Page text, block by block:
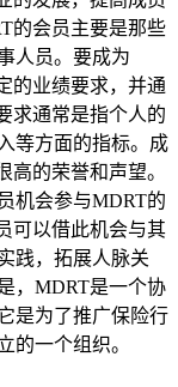
的会员主要是那些
人员。要成为
的业绩要求，并通
求通常是指个人的
等方面的指标。成
的荣誉和声望。
机会参与MDRT的
可以借此机会与其
践，拓展人脉关
，MDRT是一个协
是为了推广保险行
的一个组织。